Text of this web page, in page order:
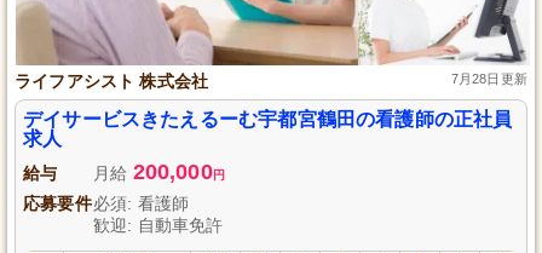
ライフアシスト 株式会社 7月28日更新
デイサービスきたえるーむ宇都宮鶴田の看護師の正社員
求人
給与 月給 200,000円
応募要件必須: 看護師
歓迎: 自動車免許